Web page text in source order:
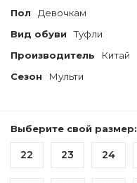
Пол
Девочкам
Вид обуви
Туфли
Производитель
Китай
Сезон
Мульти
Выберите свой размер:
22 23 24